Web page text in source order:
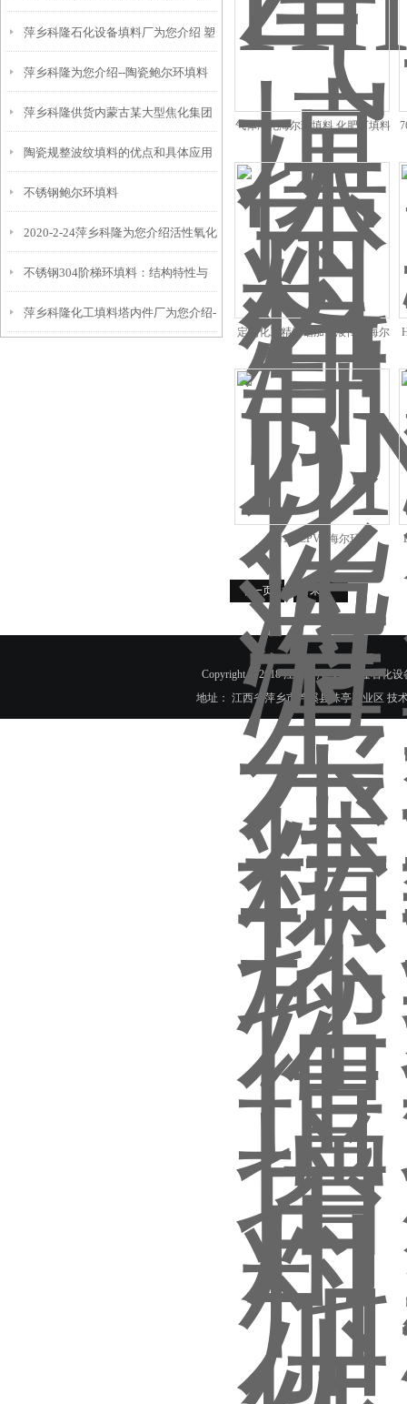
格栅支撑特点及应用
萍乡科隆石化设备填料厂为您介绍 塑
料花环的性能及应用
萍乡科隆为您介绍--陶瓷鲍尔环填料
工作原理及实际应用
萍乡科隆供货内蒙古某大型焦化集团
260万吨/年焦化项目瓷塑填料
陶瓷规整波纹填料的优点和具体应用
不锈钢鲍尔环填料
2020-2-24萍乡科隆为您介绍活性氧化
铝瓷球的种类及应用装置
不锈钢304阶梯环填料：结构特性与
传质效率详解
萍乡科隆化工填料塔内件厂为您介绍-
气体净化海尔环填料 化肥厂填料
波纹规整填料
定制化工精馏增加气液传质海尔
环填料供应商 波纹规整填料
DN100CPVC海尔环
下一页 末页
Copyright © 2018 江西省萍乡市科隆石化
地址： 江西省萍乡市芦溪县珠亭工业区 技